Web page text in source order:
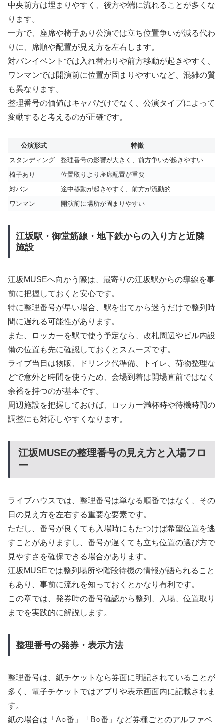
中央前方は埋まりやすく、後方や端に流れることが多くな
ります。
一方で、座席や椅子あり公演では立ち位置争いが減る代わ
りに、席順や配置が見え方を左右します。
対バンイベントでは入れ替わりや前方移動が起きやすく、
ワンマンでは開演前に位置が固まりやすいなど、混雑の質
も異なります。
整理番号の価値はキャパだけでなく、公演タイプによって
変動すると考えるのが正確です。
公演形式
特徴
スタンディング
整理番号の影響が大きく、前方争いが起きやすい
椅子あり
位置取りより座席配置が重要
対バン
途中移動が起きやすく、前方が流動的
ワンマン
開演前に場所が固まりやすい
江坂駅・御堂筋線・地下鉄からの入り方と近隣
施設
江坂MUSEへ向かう際は、最寄りの江坂駅からの導線を事
前に把握しておくと安心です。
特に整理番号が早い場合、駅を出てから迷うだけで整列時
間に遅れる可能性があります。
また、ロッカーを駅で使う予定なら、改札周辺やビル内設
備の位置も先に確認しておくとスムーズです。
ライブ当日は物販、ドリンク代準備、トイレ、荷物整理な
どで意外と時間を使うため、会場到着は開場直前ではなく
余裕を持つのが基本です。
周辺施設を把握しておけば、ロッカー満杯時や待機時間の
調整にも対応しやすくなります。
江坂MUSEの整理番号の見え方と入場フロ
ー
ライブハウスでは、整理番号は単なる順番ではなく、その
日の見え方を左右する重要な要素です。
ただし、番号が良くても入場時にもたつけば希望位置を逃
すことがありますし、番号が遅くても立ち位置の選び方で
見やすさを確保できる場合があります。
江坂MUSEでは整列場所や階段待機の情報が語られること
もあり、事前に流れを知っておくとかなり有利です。
この章では、発券時の番号確認から整列、入場、位置取り
までを実践的に解説します。
整理番号の発券・表示方法
整理番号は、紙チケットなら券面に明記されていることが
多く、電子チケットではアプリや表示画面内に記載されま
す。
紙の場合は「A○番」「B○番」など券種ごとのアルファベ